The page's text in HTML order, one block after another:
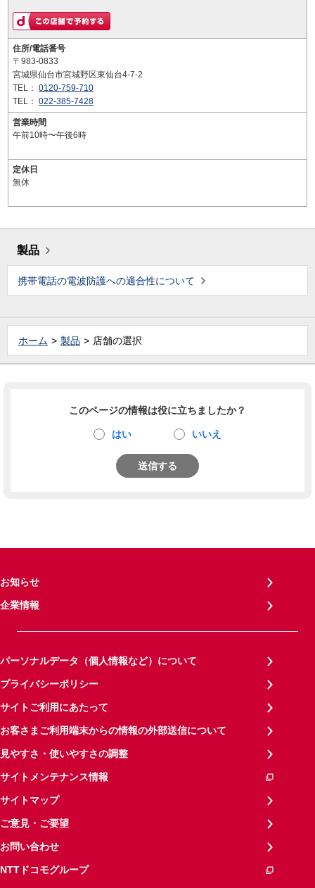
住所/電話番号
〒983-0833
宮城県仙台市宮城野区東仙台4-7-2
TEL： 0120-759-710
TEL： 022-385-7428
営業時間
午前10時〜午後6時
定休日
無休
製品
携帯電話の電波防護への適合性について
ホーム 製品 店舗の選択
このページの情報は役に立ちましたか？
はい いいえ
送信する
お知らせ
企業情報
パーソナルデータ（個人情報など）について
プライバシーポリシー
サイトご利用にあたって
お客さまご利用端末からの情報の外部送信について
見やすさ・使いやすさの調整
サイトメンテナンス情報
サイトマップ
ご意見・ご要望
お問い合わせ
NTTドコモグループ